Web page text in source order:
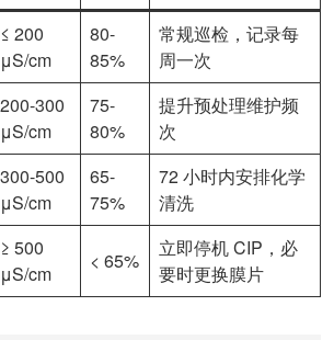
≤ 200
μS/cm
80-
85%
常规巡检，记录每
周一次
200-300
μS/cm
75-
80%
提升预处理维护频
次
300-500
μS/cm
65-
75%
72 小时内安排化学
清洗
≥ 500
μS/cm
< 65%
立即停机 CIP，必
要时更换膜片